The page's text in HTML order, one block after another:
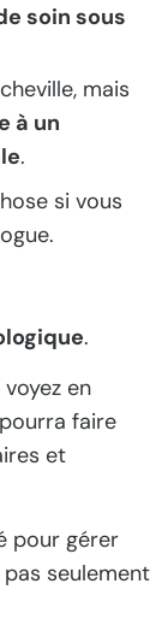
soin sous
mais
à un
.
si vous
.
en
faire
et
pour gérer
seulement